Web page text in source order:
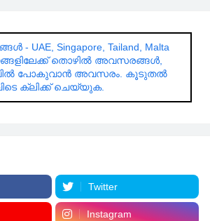
- UAE, Singapore, Tailand, Malta
തൊഴിൽ അവസരങ്ങൾ,
പോകുവാൻ അവസരം. കൂടുതൽ
ക്ലിക്ക് ചെയ്യുക.
Twitter
Instagram